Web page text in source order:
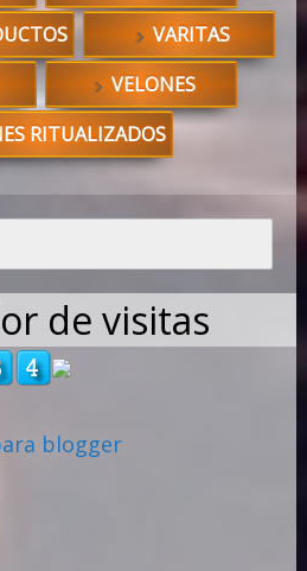
VARITAS
VELONES
RITUALIZADOS
de visitas
blogger